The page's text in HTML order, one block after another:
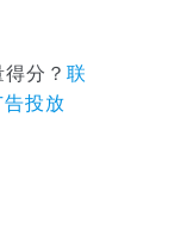
得分？联
投放